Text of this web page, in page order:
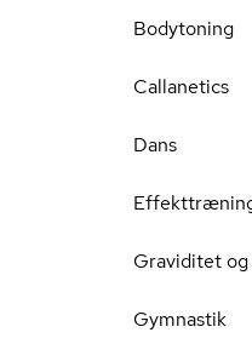
Bodytoning
Callanetics
Dans
Graviditet
Gymnastik